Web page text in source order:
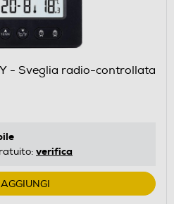
- Sveglia radio-controllata
verifica
AGGIUNGI